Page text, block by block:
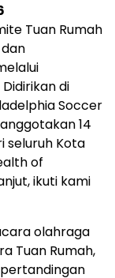
Tuan Rumah
di
Soccer
14
seluruh Kota
of
ikuti kami
olahraga
Tuan Rumah,
pertandingan